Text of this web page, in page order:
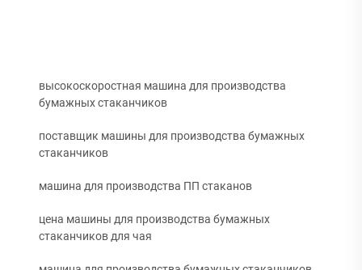
высокоскоростная машина для производства
бумажных стаканчиков
поставщик машины для производства бумажных
стаканчиков
машина для производства ПП стаканов
цена машины для производства бумажных
стаканчиков для чая